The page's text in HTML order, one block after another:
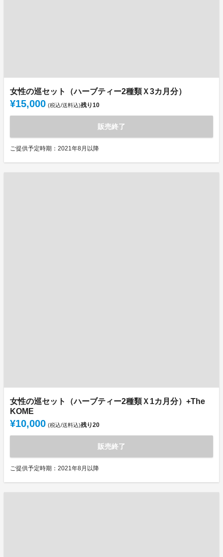
女性の巡セット（ハーブティー2種類Ｘ3カ月分）
¥15,000 (税込/送料込)残り10
販売終了
ご提供予定時期：2021年8月以降
女性の巡セット（ハーブティー2種類Ｘ1カ月分）+The
KOME
¥10,000 (税込/送料込)残り20
販売終了
ご提供予定時期：2021年8月以降